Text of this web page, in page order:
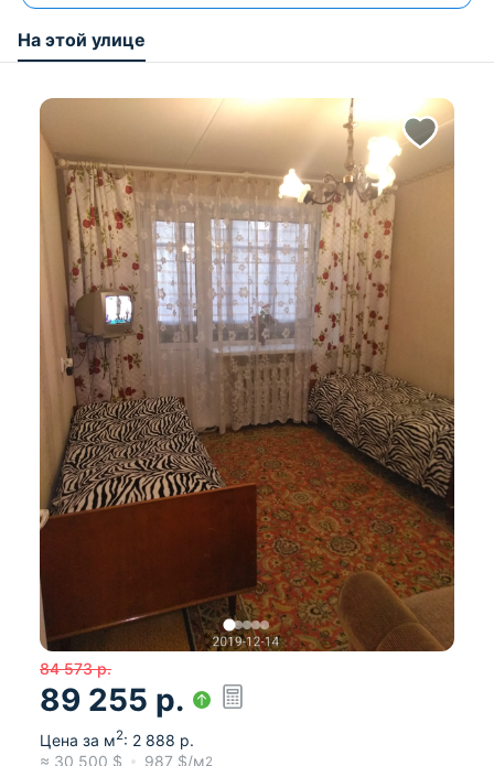
На этой улице
84 573 р.
89 255 р.
Цена за м2: 2 888 р.
≈ 30 500 $ 987 $/м2